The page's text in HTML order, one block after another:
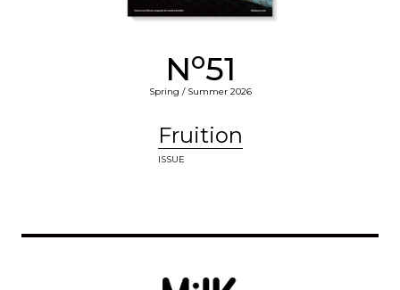
No51
Spring / Summer 2026
Fruition
ISSUE